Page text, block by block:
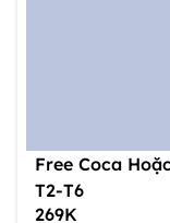
Free Coca
T2-T6
269K